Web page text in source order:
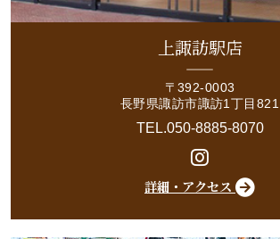
上諏訪駅店
〒392-0003
長野県諏訪市諏訪1丁目821
TEL.050-8885-8070
詳細・アクセス